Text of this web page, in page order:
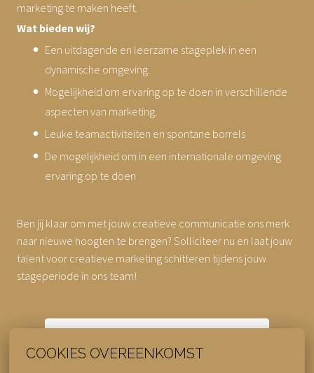
COOKIES OVEREENKOMST
marketing te maken heeft.
Wat bieden wij?
Een uitdagende en leerzame stageplek in een
dynamische omgeving.
Mogelijkheid om ervaring op te doen in verschillende
aspecten van marketing.
Leuke teamactiviteiten en spontane borrels
De mogelijkheid om in een internationale omgeving
ervaring op te doen
Ben jij klaar om met jouw creatieve communicatie ons merk
naar nieuwe hoogten te brengen? Solliciteer nu en laat jouw
talent voor creatieve marketing schitteren tijdens jouw
stageperiode in ons team!